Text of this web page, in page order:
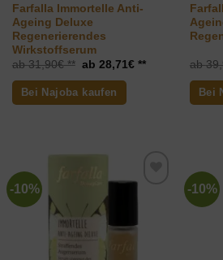
Farfalla Immortelle Anti-
Ageing Deluxe
Regenerierendes
Wirkstoffserum
31,90€
Ursprünglicher
31,90€
28,71€
Aktueller
Bei Najoba kaufen Bei
-10%
hinzufügen
-10%